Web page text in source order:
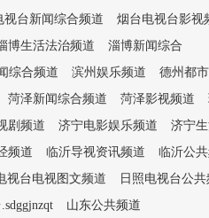
视台新闻综合频道 烟台电视台影视
博生活法治频道
淄博新闻综合
综合频道 滨州娱乐频道 德州都
菏泽新闻综合频道 菏泽影视频道
剧频道 济宁电影娱乐频道 济宁
频道 临沂导视资讯频道 临沂公
视台电视图文频道 日照电视台公共
山东公共频道